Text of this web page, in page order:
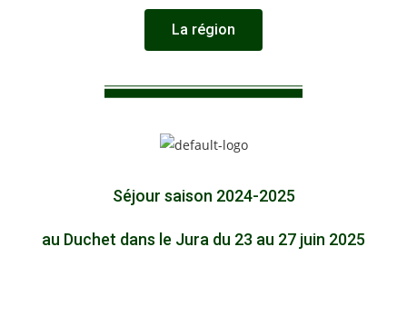
La région
Séjour saison 2024-2025
au Duchet dans le Jura du 23 au 27 juin 2025